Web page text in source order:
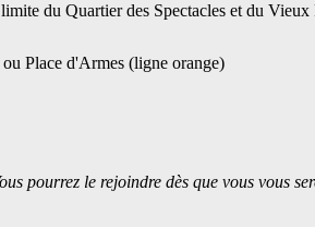
du Quartier des Spectacles et du Vieux
Place d'Armes (ligne orange)
pourrez le rejoindre dès que vous vous